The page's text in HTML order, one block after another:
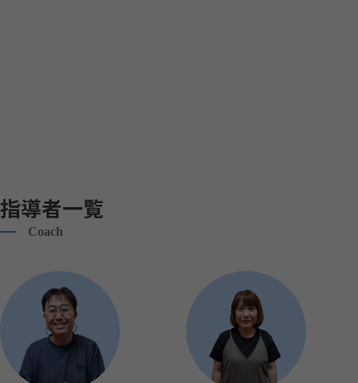
指導者一覧
Coach